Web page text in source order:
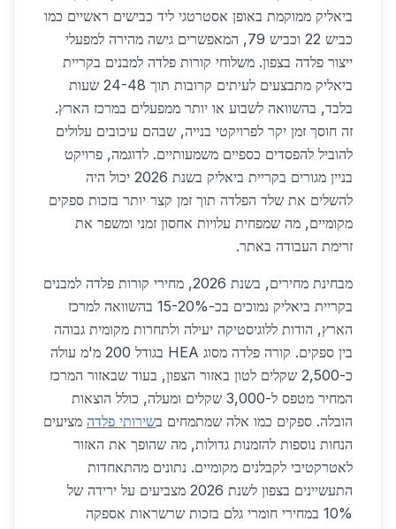
ביאליק ממוקמת באופן אסטרטגי ליד כבישים ראשיים כמו
כביש 22 וכביש 79, המאפשרים גישה מהירה למפעלי
ייצור פלדה בצפון. משלוחי קורות פלדה למבנים בקריית
ביאליק מתבצעים לעיתים קרובות תוך 24-48 שעות
בלבד, בהשוואה לשבוע או יותר ממפעלים במרכז הארץ.
זה חוסך זמן יקר לפרויקטי בנייה, שבהם עיכובים עלולים
להוביל להפסדים כספיים משמעותיים. לדוגמה, פרויקט
בניין מגורים בקריית ביאליק בשנת 2026 יכול היה
להשלים את שלד הפלדה תוך זמן קצר יותר בזכות ספקים
מקומיים, מה שמפחית עלויות אחסון זמני ומשפר את
זרימת העבודה באתר.
מבחינת מחירים, בשנת 2026, מחירי קורות פלדה למבנים
בקריית ביאליק נמוכים בכ-15-20% בהשוואה למרכז
הארץ, הודות ללוגיסטיקה יעילה ולתחרות מקומית גבוהה
בין ספקים. קורה פלדה מסוג HEA בגודל 200 מ'מ עולה
כ-2,500 שקלים לטון באזור הצפון, בעוד שבאזור המרכז
המחיר מטפס ל-3,000 שקלים ומעלה, כולל הוצאות
הובלה. ספקים כמו אלה שמתמחים בשירותי פלדה מציעים
הנחות נוספות להזמנות גדולות, מה שהופך את האזור
לאטרקטיבי לקבלנים מקומיים. נתונים מהתאחדות
התעשיינים בצפון לשנת 2026 מצביעים על ירידה של
10% במחירי חומרי גלם בזכות שרשראות אספקה